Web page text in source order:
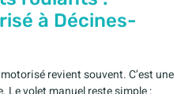
à Décines-
revient souvent. C’est une